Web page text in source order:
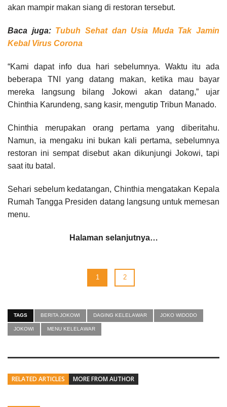
akan mampir makan siang di restoran tersebut.
Baca juga: Tubuh Sehat dan Usia Muda Tak Jamin
Kebal Virus Corona
“Kami dapat info dua hari sebelumnya. Waktu itu ada
beberapa TNI yang datang makan, ketika mau bayar
mereka langsung bilang Jokowi akan datang,” ujar
Chinthia Karundeng, sang kasir, mengutip Tribun Manado.
Chinthia merupakan orang pertama yang diberitahu.
Namun, ia mengaku ini bukan kali pertama, sebelumnya
restoran ini sempat disebut akan dikunjungi Jokowi, tapi
saat itu batal.
Sehari sebelum kedatangan, Chinthia mengatakan Kepala
Rumah Tangga Presiden datang langsung untuk memesan
menu.
Halaman selanjutnya…
1 2
TAGS BERITA JOKOWI DAGING KELELAWAR JOKO WIDODO
JOKOWI MENU KELELAWAR
RELATED ARTICLES MORE FROM AUTHOR